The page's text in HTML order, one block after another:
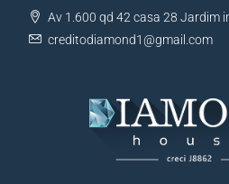
Av 1.600 qd 42 casa 28 Jardim
creditodiamond1@gmail.com